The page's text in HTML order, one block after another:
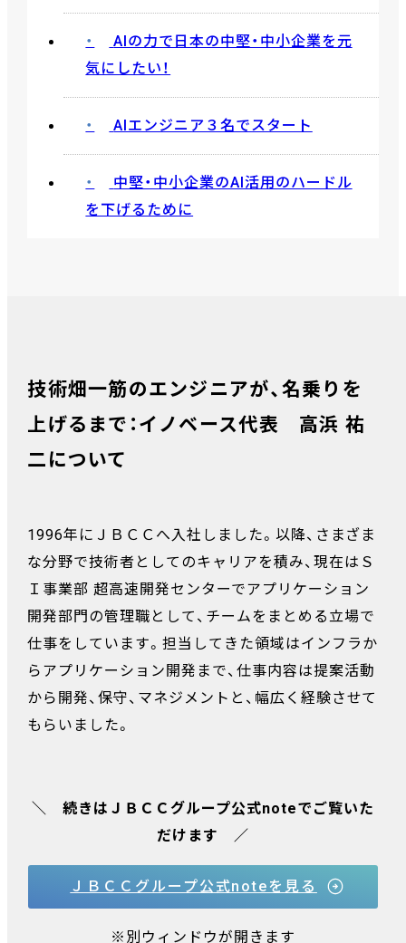
AIの力で日本の中堅・中小企業を元
気にしたい！
AIエンジニア３名でスタート
中堅・中小企業のAI活用のハードル
を下げるために
技術畑一筋のエンジニアが、名乗りを
上げるまで：イノベース代表 高浜 祐
二について
1996年にＪＢＣＣへ入社しました。以降、さまざま
な分野で技術者としてのキャリアを積み、現在はＳ
Ｉ事業部 超高速開発センターでアプリケーション
開発部門の管理職として、チームをまとめる立場で
仕事をしています。担当してきた領域はインフラか
らアプリケーション開発まで、仕事内容は提案活動
から開発、保守、マネジメントと、幅広く経験させて
もらいました。
＼ 続きはＪＢＣＣグループ公式noteでご覧いた
だけます ／
ＪＢＣＣグループ公式noteを見る
※別ウィンドウが開きます